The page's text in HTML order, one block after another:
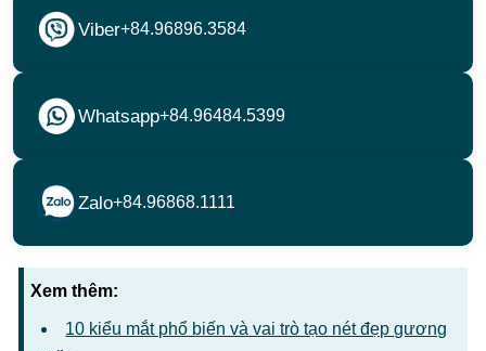
Viber+84.96896.3584
Whatsapp+84.96484.5399
Zalo+84.96868.1111
Xem thêm:
10 kiểu mắt phổ biến và vai trò tạo nét đẹp gương